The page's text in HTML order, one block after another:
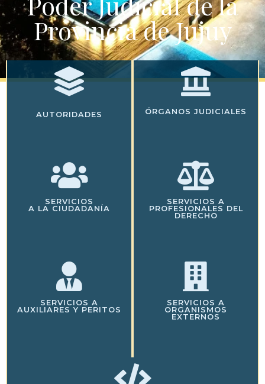
Provincia de Jujuy
AUTORIDADES ÓRGANOS JUDICIALES
SERVICIOS
A LA CIUDADANÍA
SERVICIOS A
PROFESIONALES DEL
DERECHO
SERVICIOS A
AUXILIARES Y PERITOS
SERVICIOS A
ORGANISMOS
EXTERNOS